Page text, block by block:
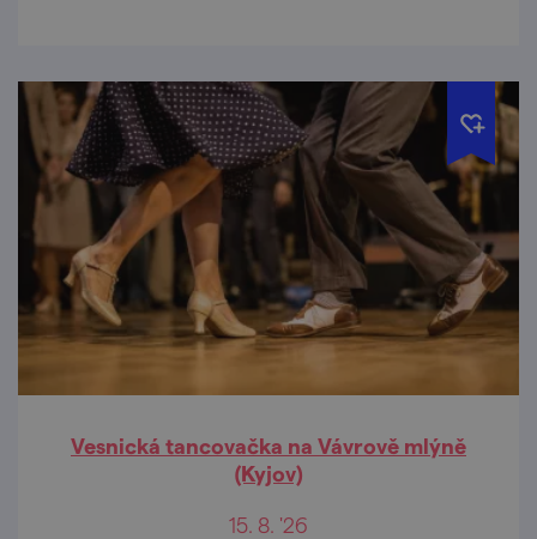
Vesnická tancovačka na Vávrově mlýně
(Kyjov)
15. 8. '26